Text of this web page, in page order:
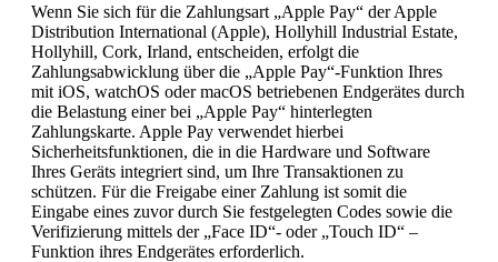
Wenn Sie sich für die Zahlungsart „Apple Pay“ der Apple
Distribution International (Apple), Hollyhill Industrial Estate,
Hollyhill, Cork, Irland, entscheiden, erfolgt die
Zahlungsabwicklung über die „Apple Pay“-Funktion Ihres
mit iOS, watchOS oder macOS betriebenen Endgerätes durch
die Belastung einer bei „Apple Pay“ hinterlegten
Zahlungskarte. Apple Pay verwendet hierbei
Sicherheitsfunktionen, die in die Hardware und Software
Ihres Geräts integriert sind, um Ihre Transaktionen zu
schützen. Für die Freigabe einer Zahlung ist somit die
Eingabe eines zuvor durch Sie festgelegten Codes sowie die
Verifizierung mittels der „Face ID“- oder „Touch ID“ –
Funktion ihres Endgerätes erforderlich.